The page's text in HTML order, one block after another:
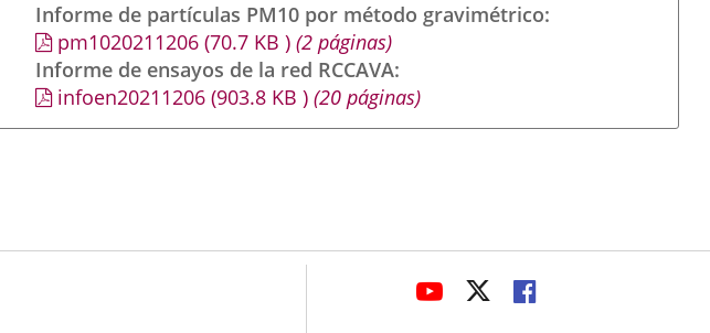
Informe de partículas PM10 por método gravimétrico
pm1020211206 (70.7 KB) (2 páginas)
Informe de ensayos de la red RCCAVA
infoen20211206 (903.8 KB) (20 páginas)
LINK
LINKLINK